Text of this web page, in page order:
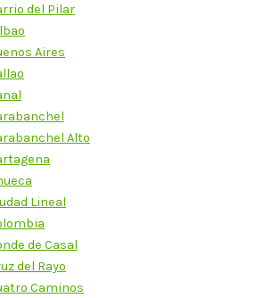
del Pilar
Aires
Alto
Lineal
de Casal
del Rayo
Caminos